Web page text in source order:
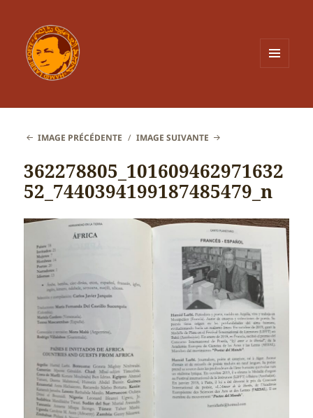
IMAGE PRÉCÉDENTE IMAGE SUIVANTE
362278805_101609462971632
52_7440394199187485479_n